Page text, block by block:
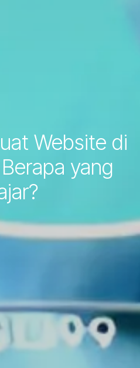
Website di
yang